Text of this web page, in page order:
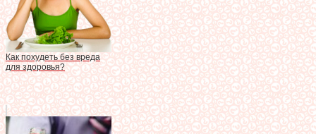
Как похудеть без вреда
для здоровья?